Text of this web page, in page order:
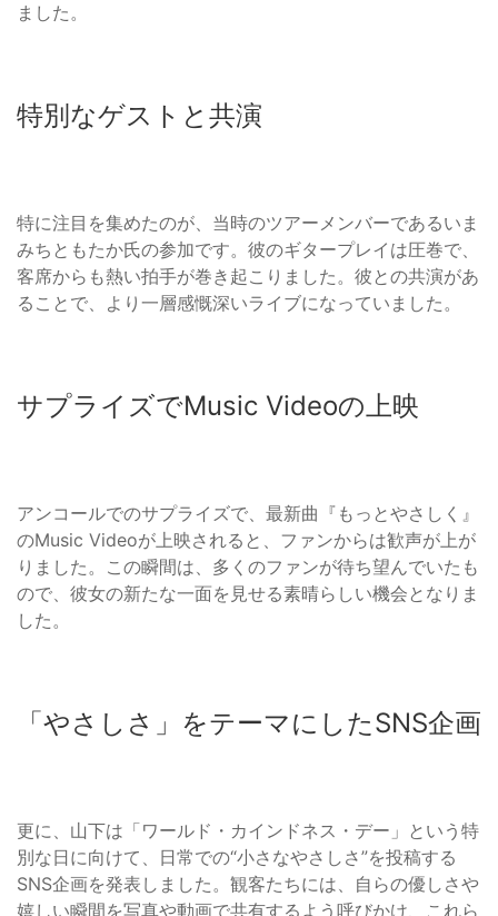
ました。
特別なゲストと共演
特に注目を集めたのが、当時のツアーメンバーであるいま
みちともたか氏の参加です。彼のギタープレイは圧巻で、
客席からも熱い拍手が巻き起こりました。彼との共演があ
ることで、より一層感慨深いライブになっていました。
サプライズでMusic Videoの上映
アンコールでのサプライズで、最新曲『もっとやさしく』
のMusic Videoが上映されると、ファンからは歓声が上が
りました。この瞬間は、多くのファンが待ち望んでいたも
ので、彼女の新たな一面を見せる素晴らしい機会となりま
した。
「やさしさ」をテーマにしたSNS企画
更に、山下は「ワールド・カインドネス・デー」という特
別な日に向けて、日常での“小さなやさしさ”を投稿する
SNS企画を発表しました。観客たちには、自らの優しさや
嬉しい瞬間を写真や動画で共有するよう呼びかけ、これら